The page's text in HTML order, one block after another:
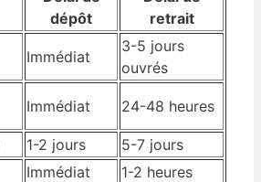
dépôt
retrait
Immédiat
3-5 jours
ouvrés
Immédiat 24-48 heures
1-2 jours
5-7 jours
Immédiat 1-2 heures